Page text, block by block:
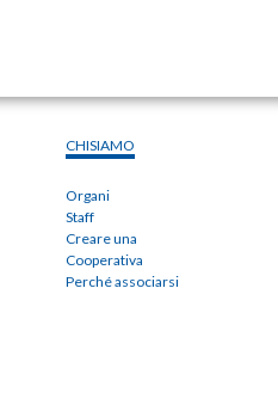
CHISIAMO
Organi
Staff
Creare una
Cooperativa
Perché associarsi